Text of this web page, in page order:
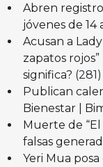
Abren
jóvenes de 14
Acusan a
zapatos
significa? (281)
Publican
Bienestar |
Muerte de
falsas
Yeri Mua